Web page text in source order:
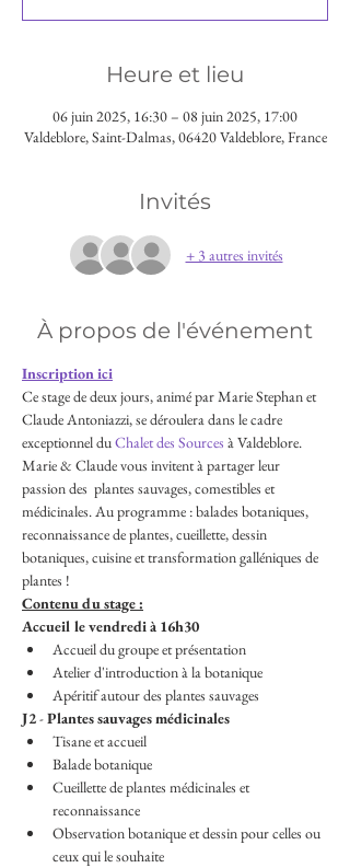
Heure et lieu
06 juin 2025, 16:30 – 08 juin 2025, 17:00
Valdeblore, Saint-Dalmas, 06420 Valdeblore, France
Invités
+ 3 autres invités
À propos de l'événement
Inscription ici
Ce stage de deux jours, animé par Marie Stephan et
Claude Antoniazzi, se déroulera dans le cadre
exceptionnel du Chalet des Sources à Valdeblore.
Marie & Claude vous invitent à partager leur
passion des  plantes sauvages, comestibles et
médicinales. Au programme : balades botaniques,
reconnaissance de plantes, cueillette, dessin
botaniques, cuisine et transformation galléniques de
plantes !
Contenu du stage :
Accueil le vendredi à 16h30
Accueil du groupe et présentation
Atelier d'introduction à la botanique
Apéritif autour des plantes sauvages
J2 - Plantes sauvages médicinales
Tisane et accueil
Balade botanique
Cueillette de plantes médicinales et
reconnaissance
Observation botanique et dessin pour celles ou
ceux qui le souhaite